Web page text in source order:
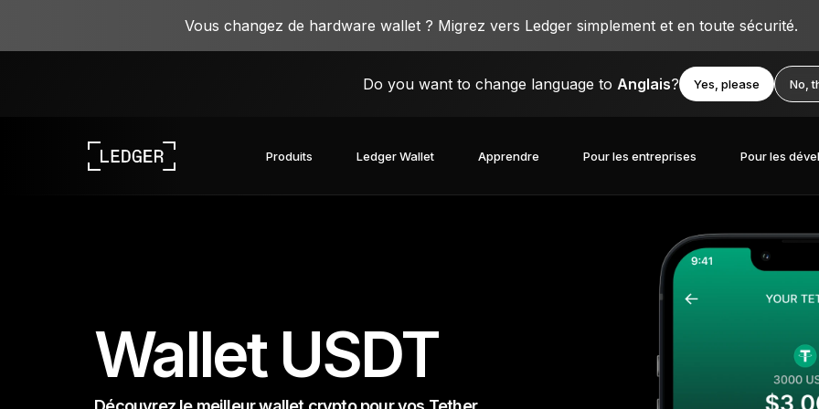
Vous changez de hardware wallet ? Migrez vers Ledger simplement et en toute sécurité.
Do you want to change language to Anglais? Yes, please No,
Produits Ledger Wallet Apprendre Pour les entreprises Pour les
Wallet USDT